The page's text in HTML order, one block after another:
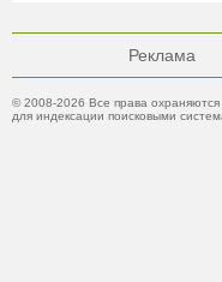
Реклама
© 2008-2026 Все права
для индексации поисковыми